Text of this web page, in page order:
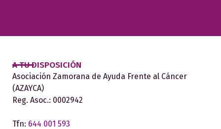
A TU DISPOSICIÓN
Asociación Zamorana de Ayuda Frente al Cáncer
(AZAYCA)
Reg. Asoc.: 0002942
Tfn: 644 001 593